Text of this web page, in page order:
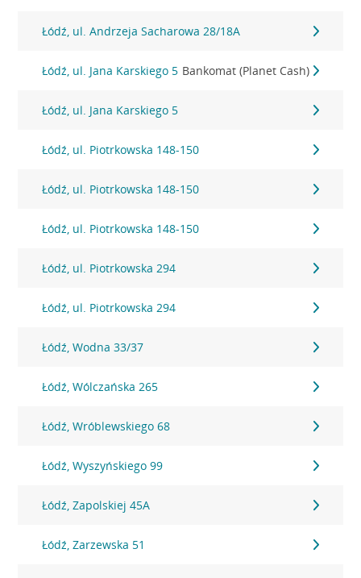
Łódź, ul. Andrzeja Sacharowa 28/18A
Łódź, ul. Jana Karskiego 5 Bankomat (Planet Cash)
Łódź, ul. Jana Karskiego 5
Łódź, ul. Piotrkowska 148-150
Łódź, ul. Piotrkowska 148-150
Łódź, ul. Piotrkowska 148-150
Łódź, ul. Piotrkowska 294
Łódź, ul. Piotrkowska 294
Łódź, Wodna 33/37
Łódź, Wólczańska 265
Łódź, Wróblewskiego 68
Łódź, Wyszyńskiego 99
Łódź, Zapolskiej 45A
Łódź, Zarzewska 51